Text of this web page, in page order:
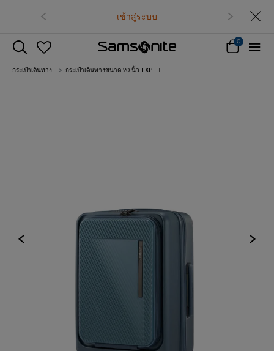
เข้าสู่ระบบ
0
กระเป๋าเดินทาง กระเป๋าเดินทางขนาด 20 นิ้ว EXP FT